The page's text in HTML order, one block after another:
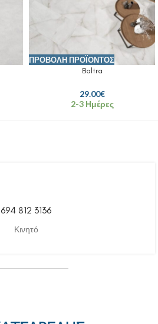
ΠΡΟΒΟΛΉ ΠΡΟΪΌΝΤΟΣ
Baltra
29.00€
2-3 Ημέρες
694 812 3136
Κινητό